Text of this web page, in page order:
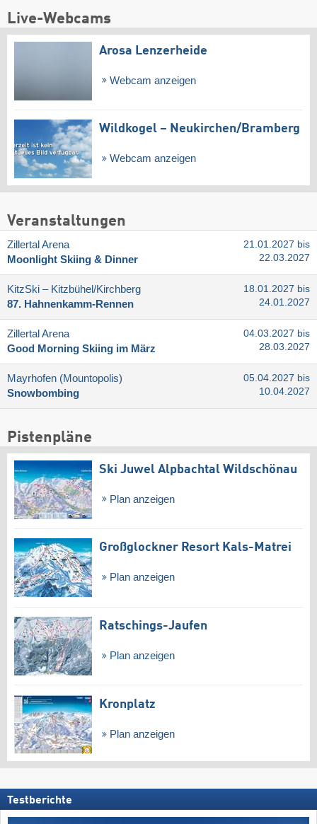
Live-Webcams
Arosa Lenzerheide
Webcam anzeigen
Wildkogel – Neukirchen/​Bramberg
Webcam anzeigen
Veranstaltungen
Zillertal Arena
Moonlight Skiing & Dinner
21.01.2027 bis
22.03.2027
KitzSki – Kitzbühel/​Kirchberg
87. Hahnenkamm-Rennen
18.01.2027 bis
24.01.2027
Zillertal Arena
Good Morning Skiing im März
04.03.2027 bis
28.03.2027
Mayrhofen (Mountopolis)
Snowbombing
05.04.2027 bis
10.04.2027
Pistenpläne
Ski Juwel Alpbachtal Wildschönau
Plan anzeigen
Großglockner Resort Kals-Matrei
Plan anzeigen
Ratschings-Jaufen
Plan anzeigen
Kronplatz
Plan anzeigen
Testberichte